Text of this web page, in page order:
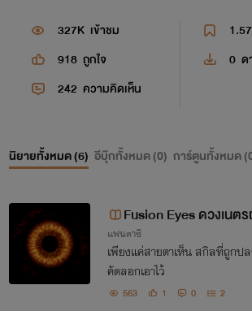
327K เข้าชม
918 ถูกใจ 0 ด
242 ความคิดเห็น
นิยายทั้งหมด (6) อีบุ๊กทั้งหมด (0) การ์ตูนทั้งหมด (
Fusion Eyes ดวงเนต
แฟนตาซี
เพียงแค่สายตาเห็น สกิลที่ถูกป
คัดลอกเอาไว้
563 1 0 2